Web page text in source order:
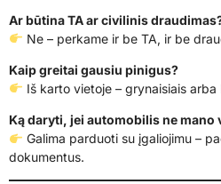
Ar būtina TA ar civilinis
Ne – perkame ir be TA, ir be
Kaip greitai gausiu pinigus?
Iš karto vietoje – grynaisiais
Ką daryti, jei automobilis ne mano
Galima parduoti su įgaliojimu –
dokumentus.